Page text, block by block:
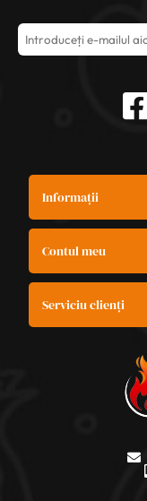
Informații
Contul meu
Serviciu clienți